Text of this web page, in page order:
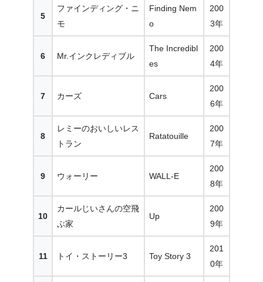
5
ファインディング・ニ
モ
Finding Nem
o
200
3年
6 Mr.インクレディブル
The Incredibl
es
200
4年
7 カーズ Cars
200
6年
8
レミーのおいしいレス
トラン
Ratatouille
200
7年
9 ウォーリー WALL-E
200
8年
10
カールじいさんの空飛
ぶ家
Up
200
9年
11 トイ・ストーリー3 Toy Story 3
201
0年